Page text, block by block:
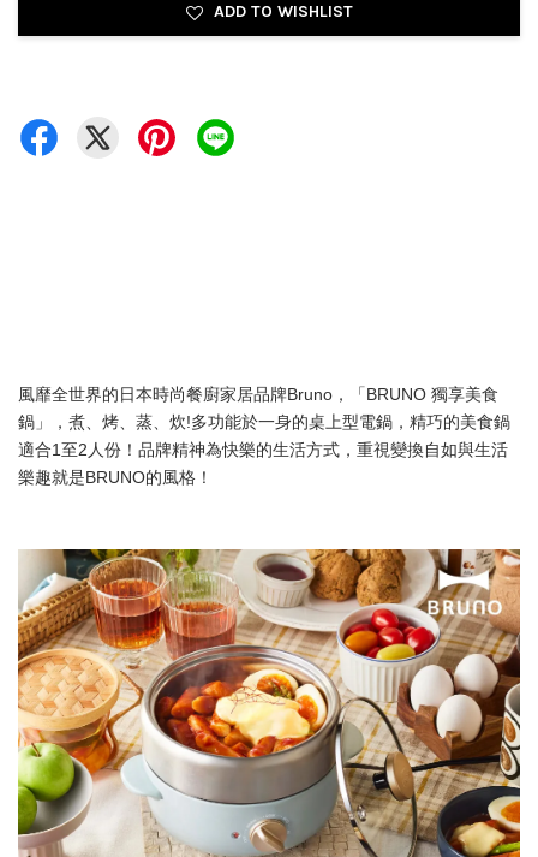
ADD TO WISHLIST
風靡全世界的日本時尚餐廚家居品牌Bruno，「BRUNO 獨享美食
鍋」，煮、烤、蒸、炊!多功能於一身的桌上型電鍋，精巧的美食鍋
適合1至2人份！品牌精神為快樂的生活方式，重視變換自如與生活
樂趣就是BRUNO的風格！